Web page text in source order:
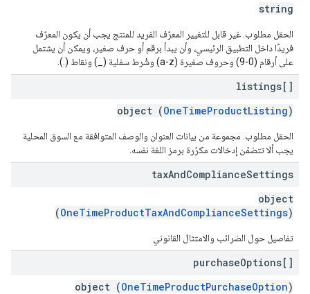
string
الحقل مطلوب. غير قابل للتغيير المعرّف الفريد للمنتج يجب أن يكون المعرّف
فريدًا داخل التطبيق الرئيسي، وأن يبدأ برقم أو حرف صغير، ويمكن أن يشتمل
على أرقام (0-9) وحروف صغيرة (a-z) وشُرط سفلية (_) ونقاط (.).
listings[]
object (OneTimeProductListing)
الحقل مطلوب. مجموعة من بيانات العنوان والوصف المتوافقة مع السوق المحلية
يجب ألا تتضمّن إدخالات مكرّرة برمز اللغة نفسه.
taxAndComplianceSettings
object
(OneTimeProductTaxAndComplianceSettings)
تفاصيل حول الضرائب والامتثال القانوني
purchaseOptions[]
object (OneTimeProductPurchaseOption)